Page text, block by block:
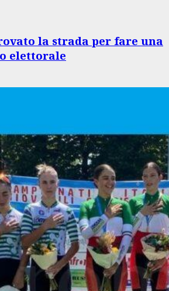
la strada per fare una
elettorale